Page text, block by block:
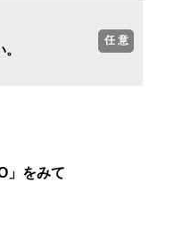
任 意
」をみて